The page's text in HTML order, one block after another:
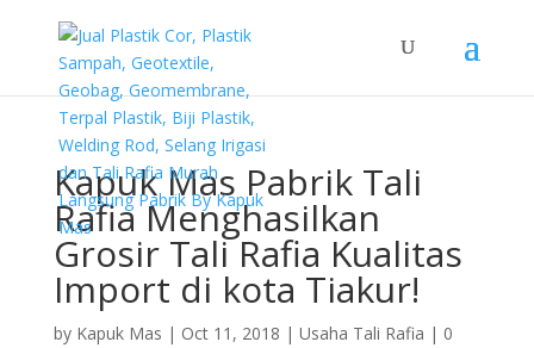
Kapuk Mas Pabrik Tali
Rafia Menghasilkan
Grosir Tali Rafia Kualitas
Import di kota Tiakur!
by Kapuk Mas | Oct 11, 2018 | Usaha Tali Rafia | 0